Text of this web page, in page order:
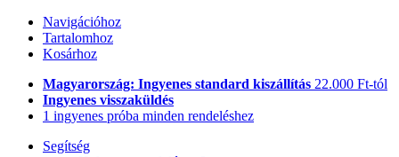
Navigációhoz
Tartalomhoz
Kosárhoz
Magyarország: Ingyenes standard kiszállítás 22.000 Ft-tól
Ingyenes visszaküldés
1 ingyenes próba minden rendeléshez
Segítség